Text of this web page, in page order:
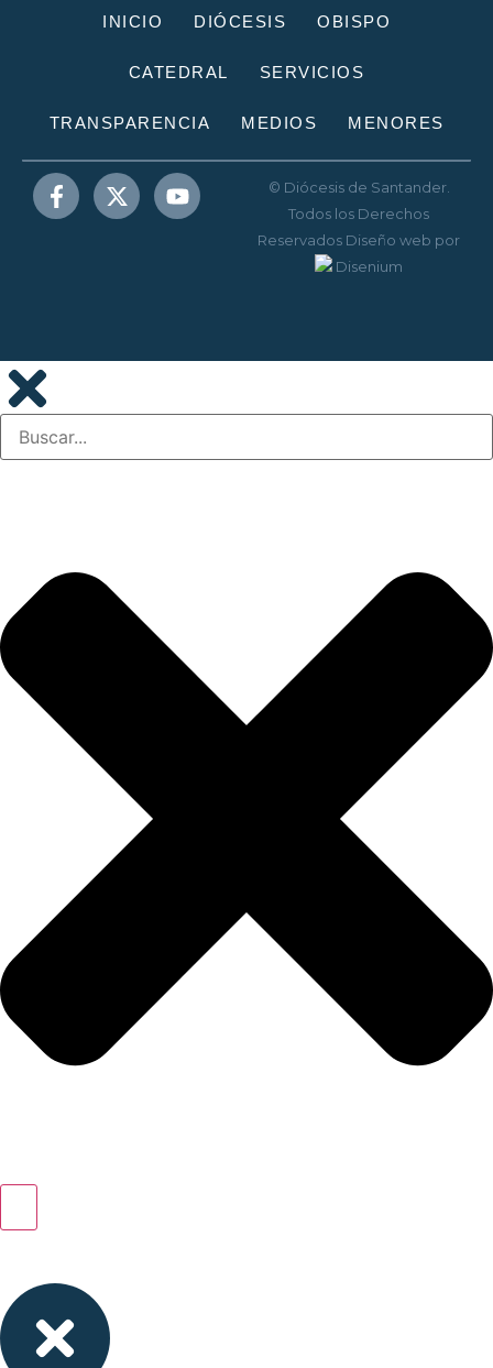
INICIO DIÓCESIS OBISPO
CATEDRAL SERVICIOS
TRANSPARENCIA MEDIOS MENORES
© Diócesis de Santander.
Todos los Derechos
Reservados Diseño web por
Disenium